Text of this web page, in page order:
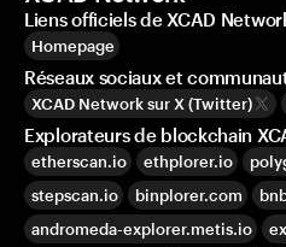
Liens officiels de XCAD
Homepage
Réseaux sociaux et
XCAD Network sur X (Twitter)
Explorateurs de blockchain
etherscan.io ethplorer.io
stepscan.io
binplorer.com
andromeda-explorer.metis.io